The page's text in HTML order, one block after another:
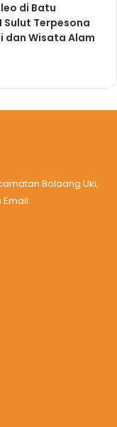
di Batu
Sulut Terpesona
dan Wisata Alam
Bolaang Uki,